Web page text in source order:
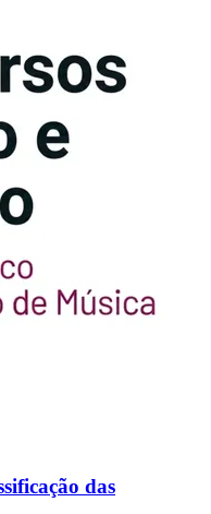
das